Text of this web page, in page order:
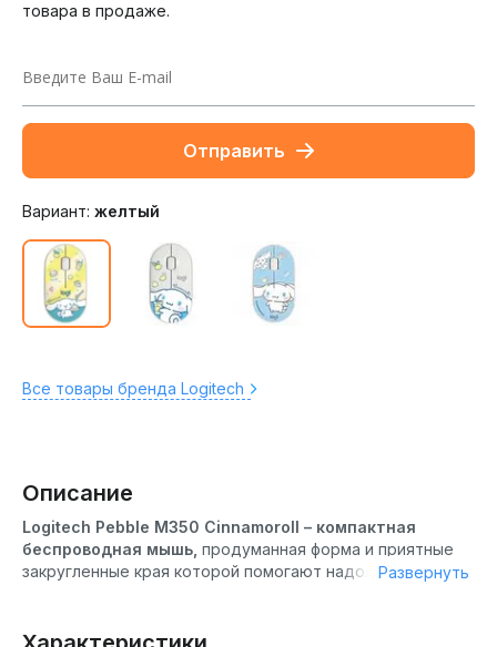
товара в продаже.
Отправить
Вариант: желтый
Все товары бренда Logitech
Описание
Logitech Pebble M350 Cinnamoroll – компактная
беспроводная мышь, продуманная форма и приятные
закругленные края которой помогают надолго
Удобство использования Logitech
Развернуть